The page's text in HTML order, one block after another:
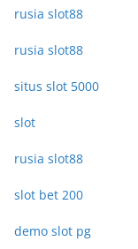
rusia slot88
rusia slot88
situs slot 5000
slot
rusia slot88
slot bet 200
demo slot pg